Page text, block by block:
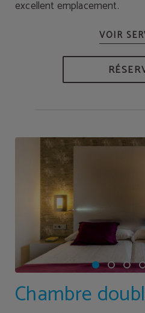
excellent emplacement.
Chambre